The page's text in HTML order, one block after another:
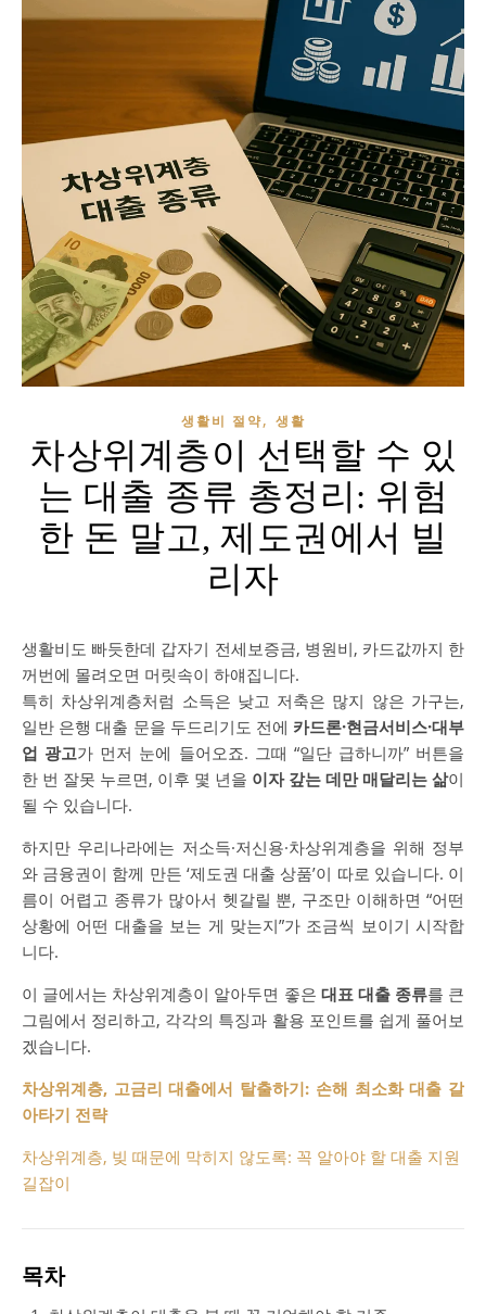
생활비 절약, 생활
차상위계층이 선택할 수 있
는 대출 종류 총정리: 위험
한 돈 말고, 제도권에서 빌
리자
생활비도 빠듯한데 갑자기 전세보증금, 병원비, 카드값까지 한
꺼번에 몰려오면 머릿속이 하얘집니다.
특히 차상위계층처럼 소득은 낮고 저축은 많지 않은 가구는,
일반 은행 대출 문을 두드리기도 전에 카드론·현금서비스·대부
업 광고가 먼저 눈에 들어오죠. 그때 “일단 급하니까” 버튼을
한 번 잘못 누르면, 이후 몇 년을 이자 갚는 데만 매달리는 삶이
될 수 있습니다.
하지만 우리나라에는 저소득·저신용·차상위계층을 위해 정부
와 금융권이 함께 만든 ‘제도권 대출 상품’이 따로 있습니다. 이
름이 어렵고 종류가 많아서 헷갈릴 뿐, 구조만 이해하면 “어떤
상황에 어떤 대출을 보는 게 맞는지”가 조금씩 보이기 시작합
니다.
이 글에서는 차상위계층이 알아두면 좋은 대표 대출 종류를 큰
그림에서 정리하고, 각각의 특징과 활용 포인트를 쉽게 풀어보
겠습니다.
차상위계층, 고금리 대출에서 탈출하기: 손해 최소화 대출 갈
아타기 전략
차상위계층, 빚 때문에 막히지 않도록: 꼭 알아야 할 대출 지원
길잡이
목차